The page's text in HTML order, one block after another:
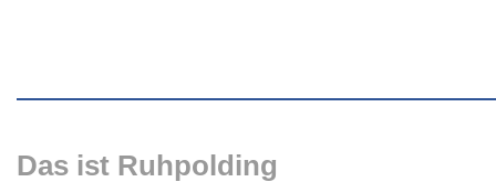
Das ist Ruhpolding